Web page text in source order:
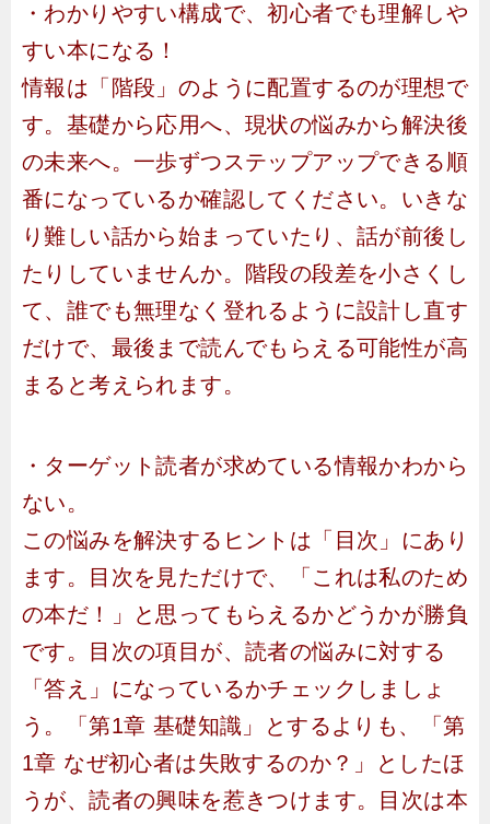
・わかりやすい構成で、初心者でも理解しや
すい本になる！
情報は「階段」のように配置するのが理想で
す。基礎から応用へ、現状の悩みから解決後
の未来へ。一歩ずつステップアップできる順
番になっているか確認してください。いきな
り難しい話から始まっていたり、話が前後し
たりしていませんか。階段の段差を小さくし
て、誰でも無理なく登れるように設計し直す
だけで、最後まで読んでもらえる可能性が高
まると考えられます。
・ターゲット読者が求めている情報かわから
ない。
この悩みを解決するヒントは「目次」にあり
ます。目次を見ただけで、「これは私のため
の本だ！」と思ってもらえるかどうかが勝負
です。目次の項目が、読者の悩みに対する
「答え」になっているかチェックしましょ
う。「第1章 基礎知識」とするよりも、「第
1章 なぜ初心者は失敗するのか？」としたほ
うが、読者の興味を惹きつけます。目次は本